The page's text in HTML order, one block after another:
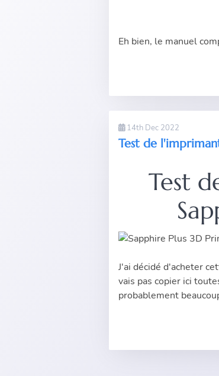
Eh bien, le manuel
14th Dec 2022
Test de
Test
J'ai décidé d'acheter
vais pas copier ici
probablement